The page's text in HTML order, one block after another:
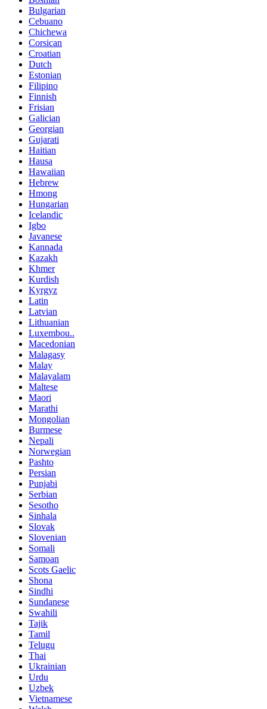
Bulgarian
Cebuano
Chichewa
Corsican
Croatian
Dutch
Estonian
Filipino
Finnish
Frisian
Galician
Georgian
Gujarati
Haitian
Hausa
Hawaiian
Hebrew
Hmong
Hungarian
Icelandic
Igbo
Javanese
Kannada
Kazakh
Khmer
Kurdish
Kyrgyz
Latin
Latvian
Lithuanian
Luxembou..
Macedonian
Malagasy
Malay
Malayalam
Maltese
Maori
Marathi
Mongolian
Burmese
Nepali
Norwegian
Pashto
Persian
Punjabi
Serbian
Sesotho
Sinhala
Slovak
Slovenian
Somali
Samoan
Scots Gaelic
Shona
Sindhi
Sundanese
Swahili
Tajik
Tamil
Telugu
Thai
Ukrainian
Urdu
Uzbek
Vietnamese